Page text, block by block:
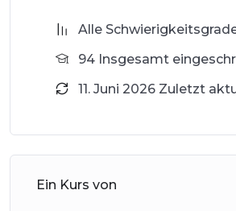
Alle
94 Insgesamt
11. Juni 2026 Zuletzt
Ein Kurs von